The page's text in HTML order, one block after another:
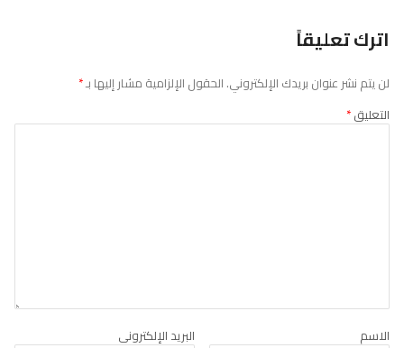
اترك تعليقاً
لن يتم نشر عنوان بريدك الإلكتروني. الحقول الإلزامية مشار إليها بـ*
التعليق*
الاسم البريد الإلكتروني